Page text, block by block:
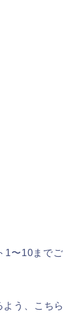
1〜10までご
う、こちら